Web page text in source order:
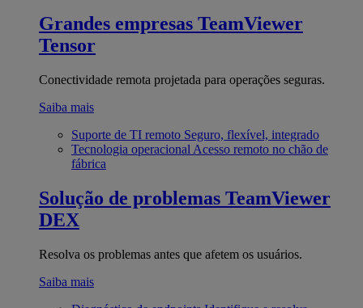
Grandes empresas TeamViewer
Tensor
Conectividade remota projetada para operações seguras.
Saiba mais
Suporte de TI remoto Seguro, flexível, integrado
Tecnologia operacional Acesso remoto no chão de
fábrica
Solução de problemas TeamViewer
DEX
Resolva os problemas antes que afetem os usuários.
Saiba mais